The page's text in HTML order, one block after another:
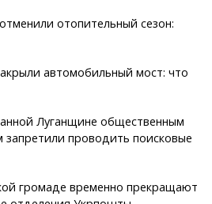
отопительный сезон:
автомобильный мост: что
Луганщине общественным
запретили проводить поисковые
громаде временно прекращают